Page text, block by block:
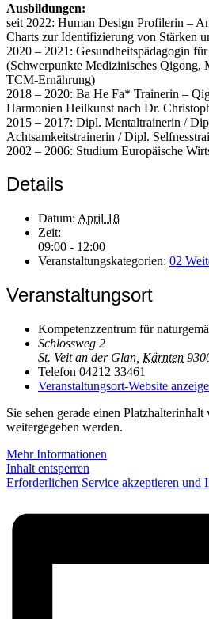
Ausbildungen:
seit 2022: Human Design Profilerin –
Charts zur Identifizierung von Stärken
2020 – 2021: Gesundheitspädagogin
(Schwerpunkte Medizinisches Qigong,
TCM-Ernährung)
2018 – 2020: Ba He Fa* Trainerin –
Harmonien Heilkunst nach Dr.
2015 – 2017: Dipl. Mentaltrainerin /
Achtsamkeitstrainerin / Dipl.
2002 – 2006: Studium Europäische
Details
Datum: April 18
Zeit:
09:00 - 12:00
Veranstaltungskategorien: 02
Veranstaltungsort
Kompetenzzentrum für
Schlossweg 2
St. Veit an der Glan Kärnten
Telefon 04212 33461
Veranstaltungsort-Website
Sie sehen gerade einen Platzhalterinhalt
weitergegeben werden.
Mehr Informationen
Inhalt entsperren
Erforderlichen Service akzeptieren und